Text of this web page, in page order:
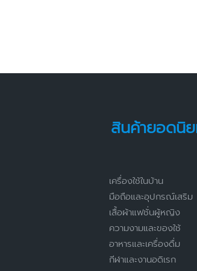
สินค้ายอดนิ
เครื่องใช้ในบ้าน
มือถือและอุปกรณ์เสริม
เสื้อผ้าแฟชั่นผู้หญิง
ความงามและของใช้
อาหารและเครื่องดื่ม
กีฬาและงานอดิเรก